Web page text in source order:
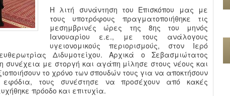
Η λιτή συνάντηση του Επισκόπου μας με
τους υποτρόφους πραγματοποιήθηκε τις
μεσημβρινές ώρες της 8ης του μηνός
Ιανουαρίου ε.ε., με τους ανάλογους
υγειονομικούς περιορισμούς, στον Ιερό
Διδυμοτείχου. Αρχικά ο Σεβασμιώτατος
συνέχεια με στοργή και αγάπη μίλησε στους νέους και
το χρόνο των σπουδών τους για να αποκτήσουν
τους συνέστησε να προσέχουν από κακές
πρόοδο και επιτυχία.